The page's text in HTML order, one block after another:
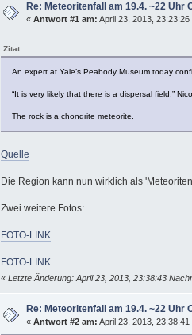
Re: Meteoritenfall am 19.4. ~22 Uhr
« Antwort #1 am: April 23, 2013,
Zitat
An expert at Yale’s Peabody Museum today
“It is very likely that there is a dispersal field,”
The rock is a chondrite meteorite.
Quelle
Die Region kann nun wirklich als
Zwei weitere Fotos:
FOTO-LINK
FOTO-LINK
« Letzte Änderung: April 23, 2013, 23:38:43
Re: Meteoritenfall am 19.4. ~22 Uhr
« Antwort #2 am: April 23, 2013,